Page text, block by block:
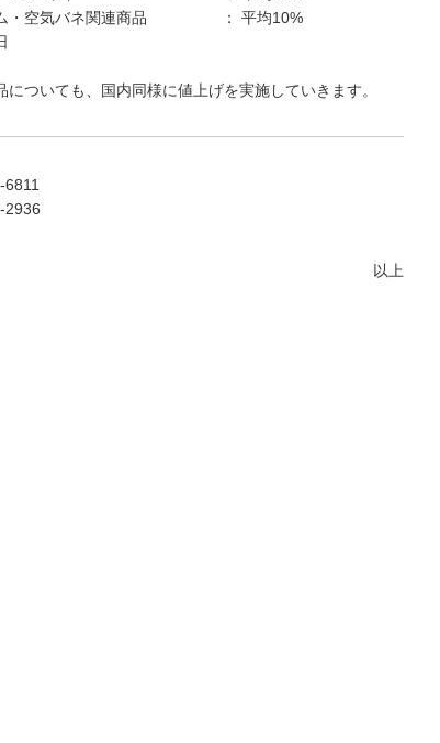
・空気バネ関連商品
： 平均10%
ついても、国内同様に値上げを実施していきます。
2936
以上